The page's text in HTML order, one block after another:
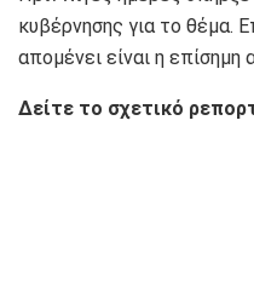
κυβέρνησης για το θέμα.
απομένει είναι η επίσημη
Δείτε το σχετικό